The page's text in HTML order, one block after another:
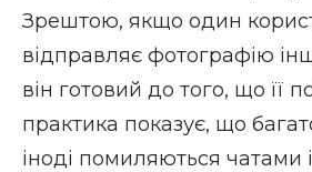
Зрештою, якщо один
відправляє фотографію
він готовий до того, що її
практика показує, що
іноді помиляються чатами